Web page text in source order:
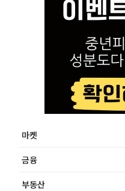
마켓
금융
부동산